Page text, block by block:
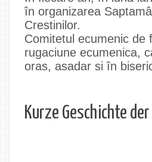
în organizarea
Crestinilor.
Comitetul ecumenic de
rugaciune ecumenica,
oras, asadar si în
Kurze Geschichte